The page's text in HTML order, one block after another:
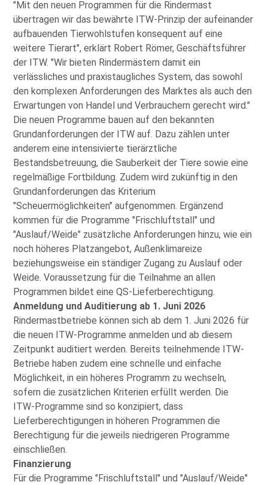
Mit den neuen Programmen für die Rindermast
übertragen wir das bewährte ITW‑Prinzip der aufeinander
aufbauenden Tierwohlstufen konsequent auf eine
weitere Tierart , erklärt Robert Römer, Geschäftsführer
der ITW. Wir bieten Rindermästern damit ein
verlässliches und praxistaugliches System, das sowohl
den komplexen Anforderungen des Marktes als auch den
Erwartungen von Handel und Verbrauchern gerecht wird.
Die neuen Programme bauen auf den bekannten
Grundanforderungen der ITW auf. Dazu zählen unter
anderem eine intensivierte tierärztliche
Bestandsbetreuung, die Sauberkeit der Tiere sowie eine
regelmäßige Fortbildung. Zudem wird zukünftig in den
Grundanforderungen das Kriterium
Scheuermöglichkeiten aufgenommen. Ergänzend
kommen für die Programme Frischluftstall und
Auslauf/Weide zusätzliche Anforderungen hinzu, wie ein
noch höheres Platzangebot, Außenklimareize
beziehungsweise ein ständiger Zugang zu Auslauf oder
Weide. Voraussetzung für die Teilnahme an allen
Programmen bildet eine QS‑Lieferberechtigung.
Anmeldung und Auditierung ab 1. Juni 2026
Rindermastbetriebe können sich ab dem 1. Juni 2026 für
die neuen ITW‑Programme anmelden und ab diesem
Zeitpunkt auditiert werden. Bereits teilnehmende ITW-
Betriebe haben zudem eine schnelle und einfache
Möglichkeit, in ein höheres Programm zu wechseln,
sofern die zusätzlichen Kriterien erfüllt werden. Die
ITW‑Programme sind so konzipiert, dass
Lieferberechtigungen in höheren Programmen die
Berechtigung für die jeweils niedrigeren Programme
einschließen.
Finanzierung
Für die Programme Frischluftstall und Auslauf/Weide